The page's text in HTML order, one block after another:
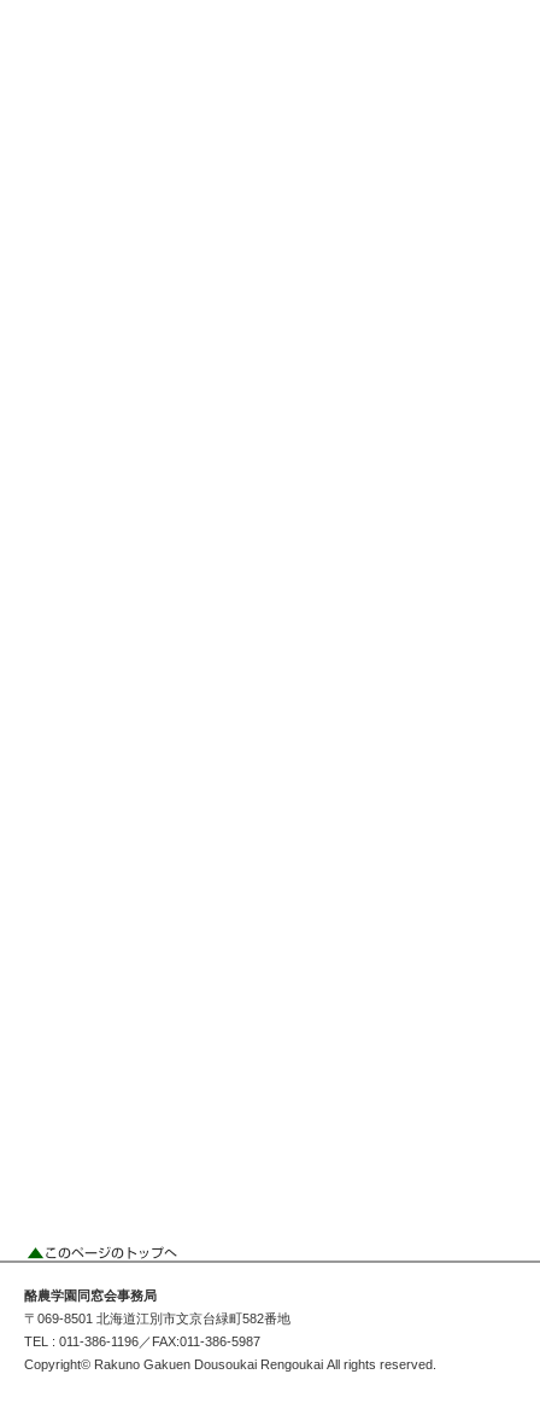
酪農学園同窓会事務局
〒069-8501 北海道江別市文京台緑町582番地
TEL : 011-386-1196／FAX:011-386-5987
Copyright© Rakuno Gakuen Dousoukai Rengoukai All rights reserved.